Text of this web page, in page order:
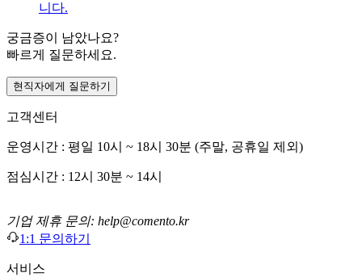
니다.
궁금증이 남았나요?
빠르게 질문하세요.
현직자에게 질문하기
고객센터
운영시간 : 평일 10시 ~ 18시 30분 (주말, 공휴일 제외)
점심시간 : 12시 30분 ~ 14시
기업 제휴 문의: help@comento.kr
1:1 문의하기
서비스